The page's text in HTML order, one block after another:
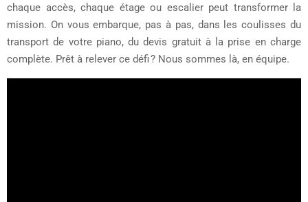
chaque accès, chaque étage ou escalier peut transformer la
mission. On vous embarque, pas à pas, dans les coulisses du
transport de votre piano, du devis gratuit à la prise en charge
complète. Prêt à relever ce défi ? Nous sommes là, en équipe.